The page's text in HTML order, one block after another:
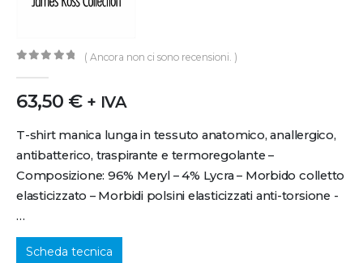
( Ancora non ci sono recensioni. )
63,50 € + IVA
T-shirt manica lunga in tessuto anatomico, anallergico,
antibatterico, traspirante e termoregolante –
Composizione: 96% Meryl – 4% Lycra – Morbido colletto
elasticizzato – Morbidi polsini elasticizzati anti-torsione -
…
Scheda tecnica